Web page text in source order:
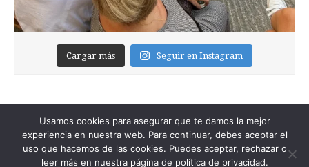
Cargar más Seguir en Instagram
Usamos cookies para asegurar que te damos la mejor
experiencia en nuestra web. Para continuar, debes aceptar el
uso que hacemos de las cookies. Puedes aceptar, rechazar o
leer más en nuestra página de política de privacidad.